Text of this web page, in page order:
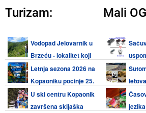
Turizam:
Vodopad Jelovarnik u
Brzeću - lokalitet koji
vredi posetitiLetnja sezona 2026 na
Kopaoniku počinje 25.
juna, na Torniku 27. juna
U ski centru Kopaonik
završena skijaška
Mali
Video 8, Hi8,
audio kaseta